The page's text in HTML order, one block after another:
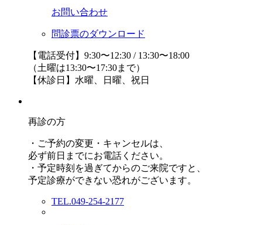
お問い合わせ
問診票のダウンロード
【電話受付】9:30〜12:30 / 13:30〜18:00
（土曜は13:30〜17:30まで）
【休診日】水曜、日曜、祝日
再診の方
・ご予約の変更・キャンセルは、
必ず前日までにお電話ください。
・予定時刻を過ぎてからのご来院ですと、
予定診療ができない恐れがございます。
TEL.049-254-2177